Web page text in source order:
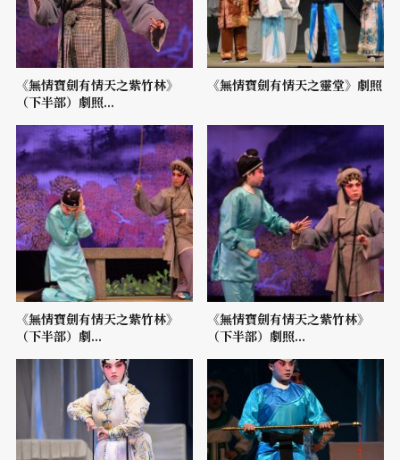
《無情寶劍有情天之紫竹林》
（下半部）劇照...
《無情寶劍有情天之靈堂》劇照
《無情寶劍有情天之紫竹林》
（下半部）劇...
《無情寶劍有情天之紫竹林》
（下半部）劇照...